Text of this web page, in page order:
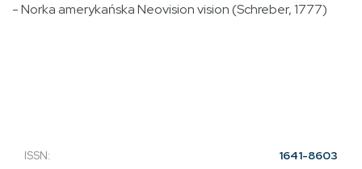
- Norka amerykańska Neovision vision (Schreber, 1777)
ISSN: 1641-8603